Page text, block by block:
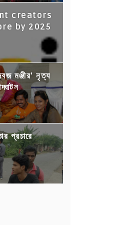
creators
by 2025
মঞ্জীর' নৃত্য
প্রচারে